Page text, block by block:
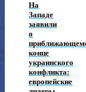
На
Западе
заявили
о
конце
украинского
конфликта:
европейские